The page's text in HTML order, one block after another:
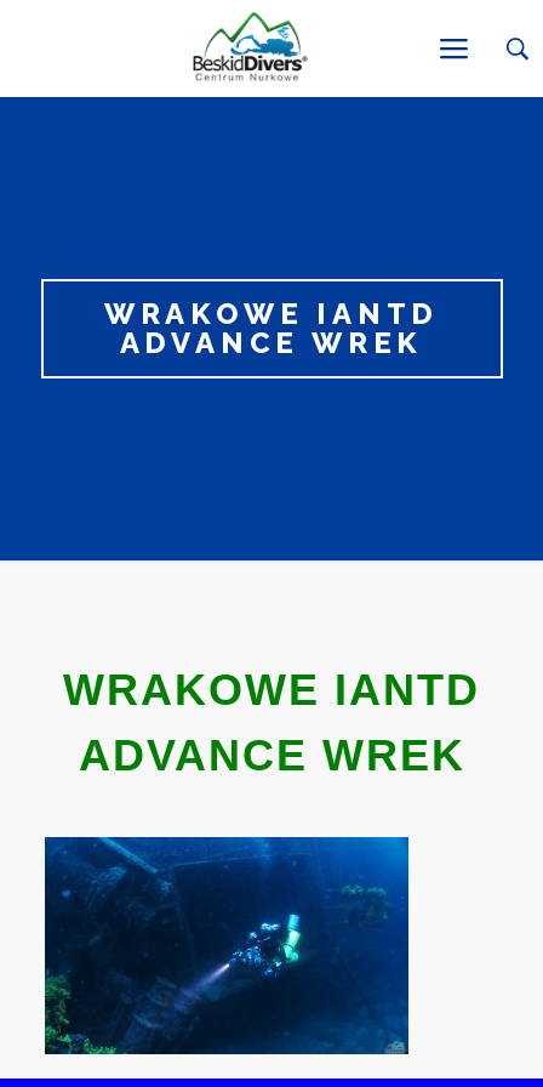
WRAKOWE IANTD
ADVANCE WREK
WRAKOWE IANTD
ADVANCE WREK